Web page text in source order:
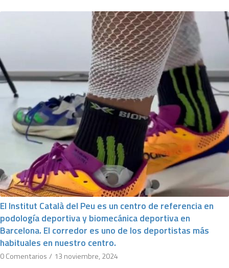
El Institut Català del Peu es un centro de referencia en
podología deportiva y biomecánica deportiva en
Barcelona. El corredor es uno de los deportistas más
habituales en nuestro centro.
0 Comentarios / 13 noviembre, 2024